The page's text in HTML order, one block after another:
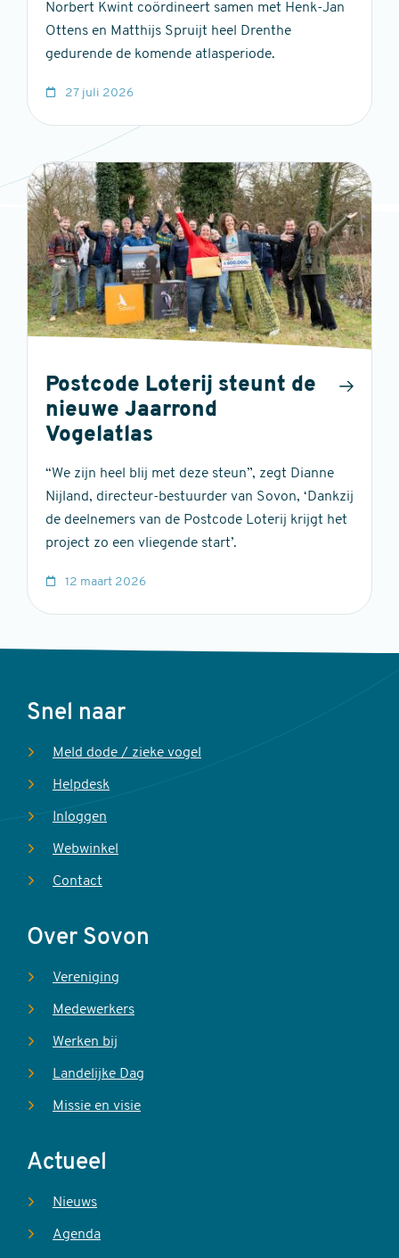
Norbert Kwint coördineert samen met Henk-Jan
Ottens en Matthijs Spruijt heel Drenthe
gedurende de komende atlasperiode.
27 juli 2026
Postcode Loterij steunt de
nieuwe Jaarrond
Vogelatlas
“We zijn heel blij met deze steun”, zegt Dianne
Nijland, directeur-bestuurder van Sovon, ‘Dankzij
de deelnemers van de Postcode Loterij krijgt het
project zo een vliegende start’.
12 maart 2026
Voet
Snel naar
Meld dode / zieke vogel
Helpdesk
Inloggen
Webwinkel
Contact
Over Sovon
Vereniging
Medewerkers
Werken bij
Landelijke Dag
Missie en visie
Actueel
Nieuws
Agenda